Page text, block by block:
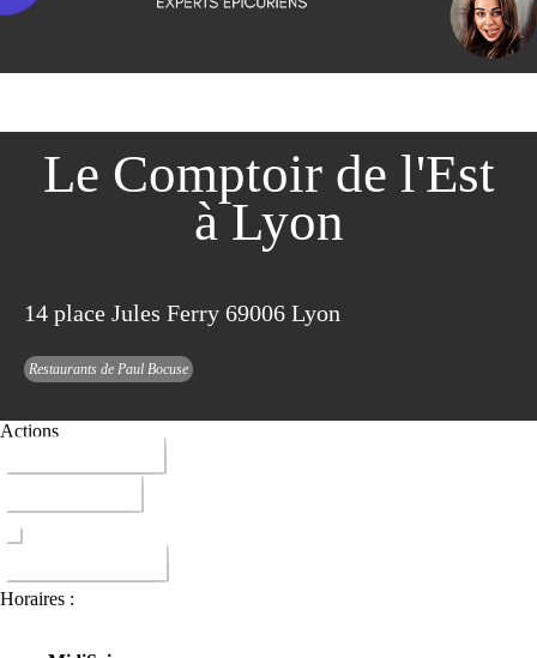
Le Comptoir de l'Est
à Lyon
14 place Jules Ferry 69006 Lyon
Restaurants de Paul Bocuse
Actions
Horaires :